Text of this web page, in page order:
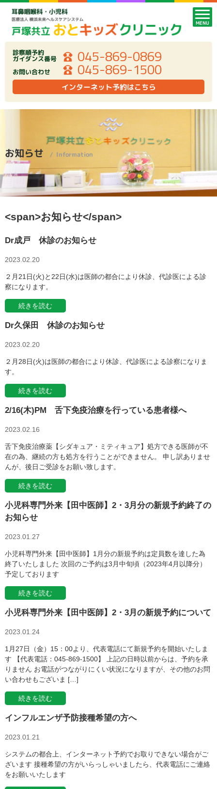
診察順予約
ガイダンス番号 045-869-0869
お問い合わせ 045-869-1500
インターネット予約はこちら
MENU
お知らせ Information
<span>お知らせ</span>
Dr成戸 休診のお知らせ
2023.02.20
２月21日(火)と22日(水)は医師の都合により休診、代診医による診
察になります。
続きを読む
Dr久保田 休診のお知らせ
2023.02.20
２月28日(火)は医師の都合により休診、代診医による診察になりま
す。
続きを読む
2/16(木)PM 舌下免疫治療を行っている患者様へ
2023.02.16
舌下免疫治療薬【シダキュア・ミティキュア】処方できる医師が不
在の為、継続の方も処方を行うことができません。 申し訳ありませ
んが、後日ご受診をお願い致します。
続きを読む
小児科専門外来【田中医師】2・3月分の新規予約終了の
お知らせ
2023.01.27
小児科専門外来【田中医師】1月分の新規予約は定員数を達した為
終了いたしました 次回のご予約は3月中旬頃（2023年4月以降分）
予定しております
続きを読む
小児科専門外来【田中医師】2・3月の新規予約について
2023.01.24
1月27日（金）15：00より、代表電話にて新規予約を開始いたしま
す 【代表電話：045-869-1500】 上記の日時以前からは、予約を承
りません お電話がつながりにくい状況になりますが、その他のお問
い合わせもございま […]
続きを読む
インフルエンザ予防接種希望の方へ
2023.01.21
システムの都合上、インターネット予約でお取りできない場合がご
ざいます 接種希望の方がいらっしゃいましたら、代表電話にご連絡
をお願いいたします